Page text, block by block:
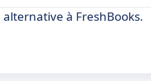
à FreshBooks.